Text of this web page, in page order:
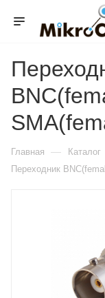
Главная — Каталог
Переходник